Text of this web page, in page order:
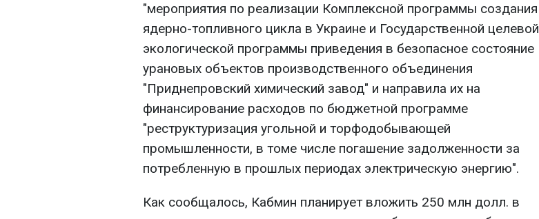
"мероприятия по реализации Комплексной программы создания
ядерно-топливного цикла в Украине и Государственной целевой
экологической программы приведения в безопасное состояние
урановых объектов производственного объединения
"Приднепровский химический завод" и направила их на
финансирование расходов по бюджетной программе
"реструктуризация угольной и торфодобывающей
промышленности, в томе числе погашение задолженности за
потребленную в прошлых периодах электрическую энергию".
Как сообщалось, Кабмин планирует вложить 250 млн долл. в